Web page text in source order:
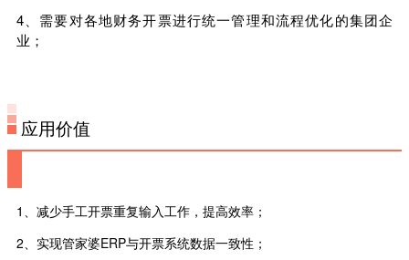
4、需要对各地财务开票进行统一管理和流程优化的集团企
业；
应用价值
1、减少手工开票重复输入工作，提高效率；
2、实现管家婆ERP与开票系统数据一致性；